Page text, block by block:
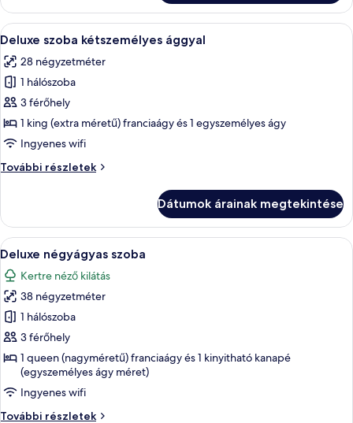
Sauna.
további
részletei
A
következő
szoba
összes
képének
megtekintése:
Deluxe
kétszemélyes
Deluxe szoba kétszemélyes ággyal |
4
Deluxe szoba kétszemélyes ággyal
28 négyzetméter
1 hálószoba
3 férőhely
1 king (extra méretű) franciaágy és 1 egyszemélyes ágy
Ingyenes wifi
További részletek
Deluxe
további
részletei
Dátumok árainak megtekintése
A
következő
szoba
összes
képének
megtekintése:
Deluxe
négyágyas
szoba
Egy modern szállodai szoba,
4
Deluxe négyágyas szoba
Kertre néző kilátás
38 négyzetméter
1 hálószoba
3 férőhely
1 queen (nagyméretű) franciaágy és 1 kinyitható kanapé
(egyszemélyes ágy méret)
Ingyenes wifi
További részletek
Deluxe